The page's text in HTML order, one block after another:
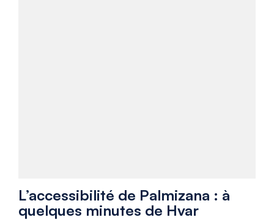
L’accessibilité de Palmizana : à
quelques minutes de Hvar